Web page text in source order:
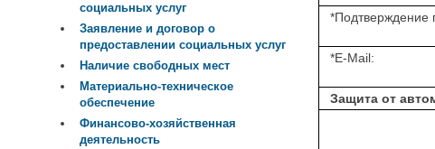
*Подтверждение
*E-Mail:
Защита от
социальных услуг
Заявление и договор о
предоставлении социальных услуг
Наличие свободных мест
Материально-техническое
обеспечение
Финансово-хозяйственная
деятельность